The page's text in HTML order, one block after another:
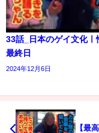
33話_日本のゲイ文化ㅣ
最終日
2024年12月6日
【最